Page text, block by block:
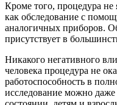
Кроме того, процедура не
как обследование с
аналогичных приборов.
присутствует в
Никакого негативного
человека процедура не
работоспособность в
исследование можно